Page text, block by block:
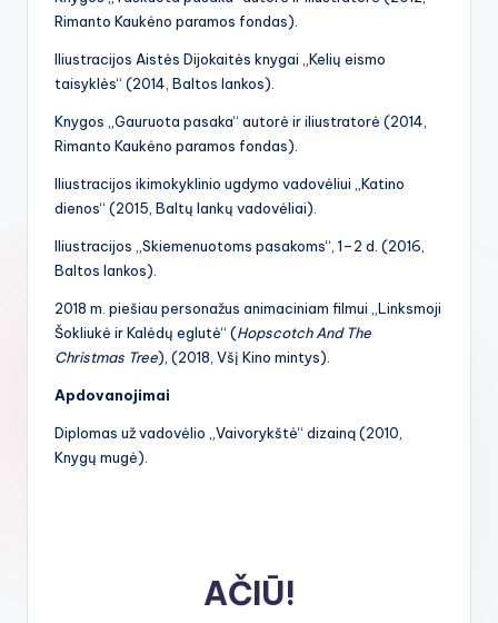
Rimanto Kaukėno paramos fondas).
Iliustracijos Aistės Dijokaitės knygai „Kelių eismo
taisyklės“ (2014, Baltos lankos).
Knygos „Gauruota pasaka“ autorė ir iliustratorė (2014,
Rimanto Kaukėno paramos fondas).
Iliustracijos ikimokyklinio ugdymo vadovėliui „Katino
dienos“ (2015, Baltų lankų vadovėliai).
Iliustracijos „Skiemenuotoms pasakoms“, 1–2 d. (2016,
Baltos lankos).
2018 m. piešiau personažus animaciniam filmui „Linksmoji
Šokliukė ir Kalėdų eglutė“ (Hopscotch And The
Christmas Tree), (2018, Všį Kino mintys).
Apdovanojimai
Diplomas už vadovėlio „Vaivorykštė“ dizainą (2010,
Knygų mugė).
AČIŪ!